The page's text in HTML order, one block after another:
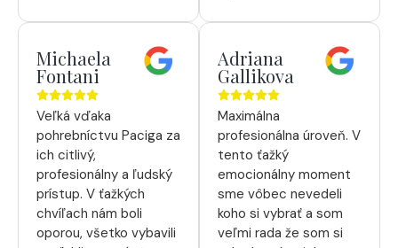
Michaela
Fontani
Veľká vďaka
pohrebníctvu Paciga za
ich citlivý,
profesionálny a ľudský
prístup. V ťažkých
chvíľach nám boli
oporou, všetko vybavili
Adriana
Gallikova
Maximálna
profesionálna úroveň. V
tento ťažký
emocionálny moment
sme vôbec nevedeli
koho si vybrať a som
veľmi rada že som si